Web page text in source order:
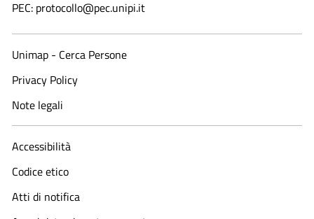
PEC: protocollo@pec.unipi.it
Unimap - Cerca Persone
Privacy Policy
Note legali
Accessibilità
Codice etico
Atti di notifica